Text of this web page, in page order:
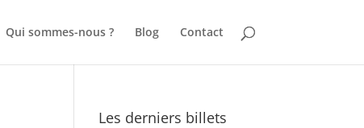
Qui sommes-nous ? Blog Contact
Les derniers billets